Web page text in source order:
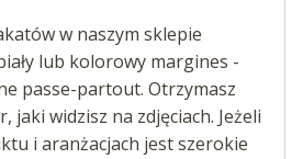
w naszym sklepie
lub kolorowy margines -
passe-partout. Otrzymasz
jaki widzisz na zdjęciach. Jeżeli
i aranżacjach jest szerokie